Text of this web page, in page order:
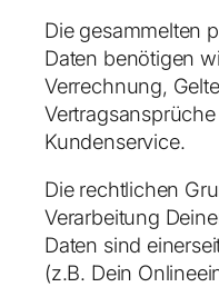
Die gesammelten
Daten benötigen
Verrechnung,
Kundenservice.
Die rechtlichen
Verarbeitung
Daten sind
(z.B. Dein